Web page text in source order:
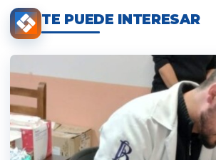
TE PUEDE INTERESAR